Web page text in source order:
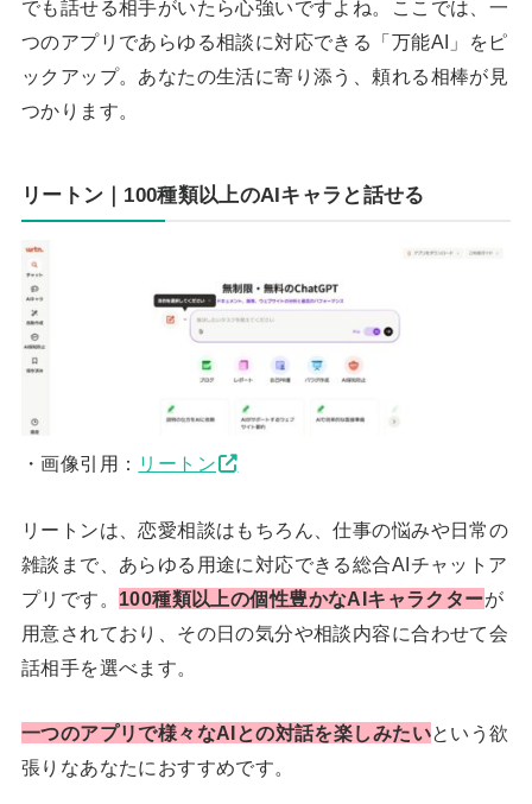
でも話せる相手がいたら心強いですよね。ここでは、一
つのアプリであらゆる相談に対応できる「万能AI」をピ
ックアップ。あなたの生活に寄り添う、頼れる相棒が見
つかります。
リートン｜100種類以上のAIキャラと話せる
・画像引用： リートン
リートンは、恋愛相談はもちろん、仕事の悩みや日常の
雑談まで、あらゆる用途に対応できる総合AIチャットア
プリです。 100種類以上の個性豊かなAIキャラクターが
用意されており、その日の気分や相談内容に合わせて会
話相手を選べます。
一つのアプリで様々なAIとの対話を楽しみたいという欲
張りなあなたにおすすめです。